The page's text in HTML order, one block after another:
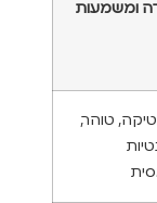
ומשמעות
טוהר,